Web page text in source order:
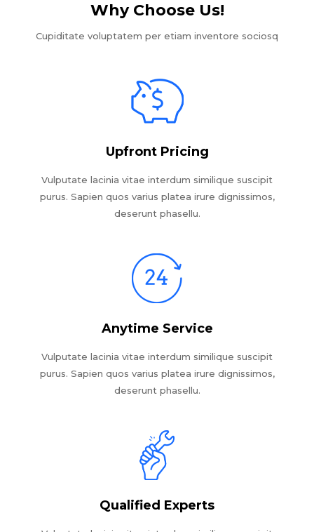
Why Choose Us!​
Cupiditate voluptatem per etiam inventore sociosq
Upfront Pricing
Vulputate lacinia vitae interdum similique suscipit
purus. Sapien quos varius platea irure dignissimos,
deserunt phasellu.
Anytime Service
Vulputate lacinia vitae interdum similique suscipit
purus. Sapien quos varius platea irure dignissimos,
deserunt phasellu.
Qualified Experts